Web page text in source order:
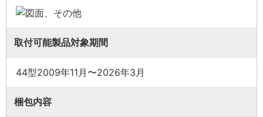
取付可能製品対象期間
44型2009年11月〜2026年3月
梱包内容